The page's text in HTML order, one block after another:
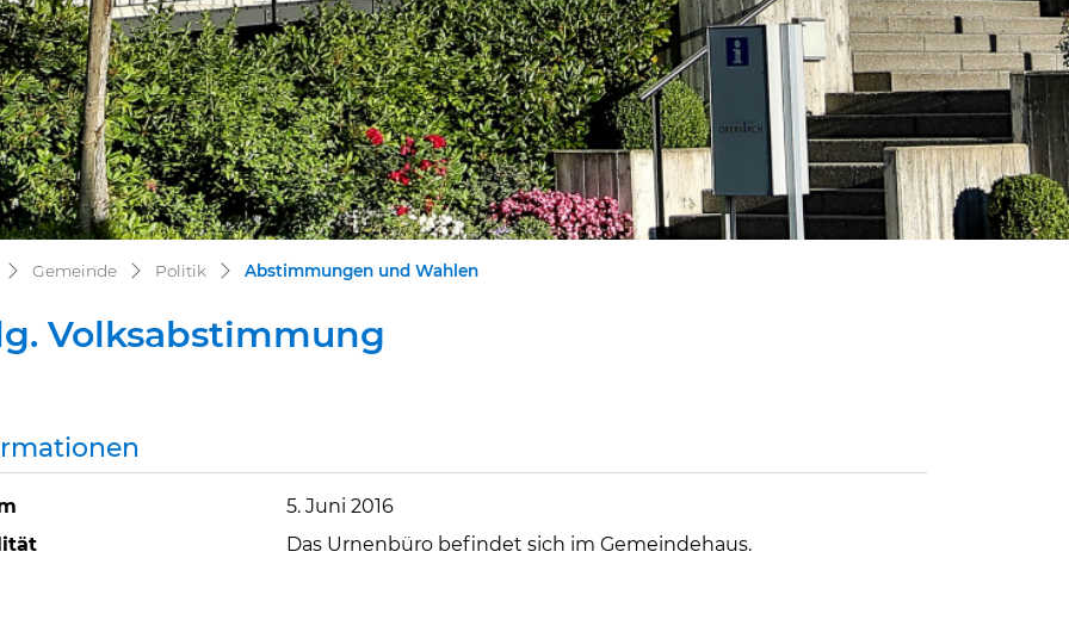
Gemeinde Politik Abstimmungen und Wahlen(ausgewählt)
Volksabstimmung
5. Juni 2016
Das Urnenbüro befindet sich im Gemeindehaus.